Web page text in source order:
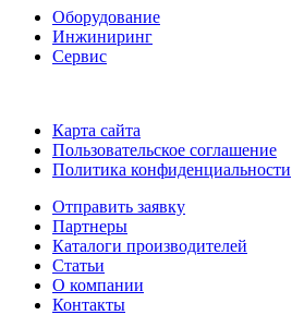
Оборудование
Инжиниринг
Сервис
Карта сайта
Пользовательское соглашение
Политика конфиденциальности
Отправить заявку
Партнеры
Каталоги производителей
Статьи
О компании
Контакты